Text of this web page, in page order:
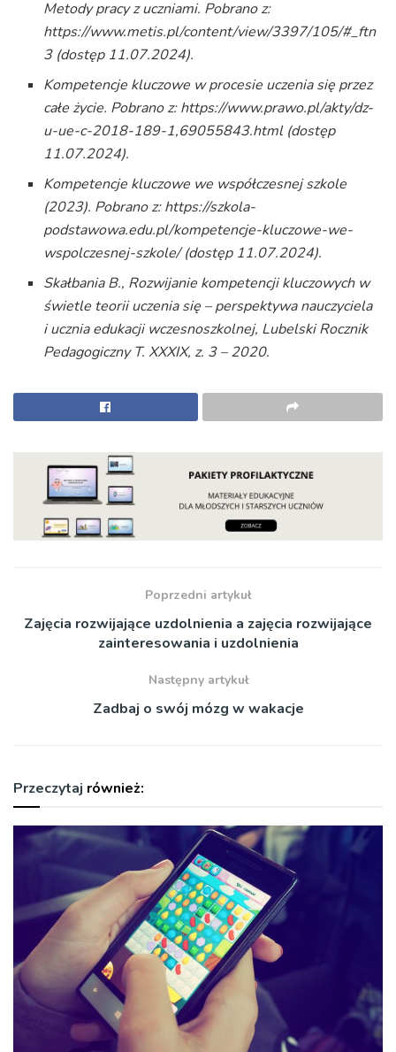
Metody pracy z uczniami. Pobrano z:
https://www.metis.pl/content/view/3397/105/#_ftn
3 (dostęp 11.07.2024).
Kompetencje kluczowe w procesie uczenia się przez
całe życie. Pobrano z: https://www.prawo.pl/akty/dz-
u-ue-c-2018-189-1,69055843.html (dostęp
11.07.2024).
Kompetencje kluczowe we współczesnej szkole
(2023). Pobrano z: https://szkola-
podstawowa.edu.pl/kompetencje-kluczowe-we-
wspolczesnej-szkole/ (dostęp 11.07.2024).
Skałbania B., Rozwijanie kompetencji kluczowych w
świetle teorii uczenia się – perspektywa nauczyciela
i ucznia edukacji wczesnoszkolnej, Lubelski Rocznik
Pedagogiczny T. XXXIX, z. 3 – 2020.
Poprzedni artykuł
Zajęcia rozwijające uzdolnienia a zajęcia rozwijające
zainteresowania i uzdolnienia
Następny artykuł
Zadbaj o swój mózg w wakacje
Przeczytaj również: